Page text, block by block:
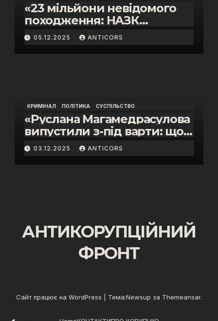
«23 мільйони невідомого
походження: НАЗК
викрило розкішне життя
інспектора митниці “Тиса”
Василя Пупени»
05.12.2025 ANTICORS
КРИМІНАЛ ПОЛІТИКА СУСПІЛЬСТВО
«Руслана Магамедрасулова
випустили з-під варти: що
відбувалось у залі суду»
03.12.2025 ANTICORS
АНТИКОРУПЦІЙНИЙ
ФРОНТ
Сайт працює на WordPress Тема:Newsup за Themeansar.